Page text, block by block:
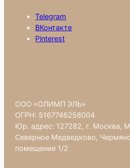
Telegram
ВКонтакте
Pinterest
ООО «ОЛИМП ЭЛЬ»
ОГРН: 5167746258004
Юр. адрес: 127282, г. Москва,
Северное Медведково,
помещение 1/2